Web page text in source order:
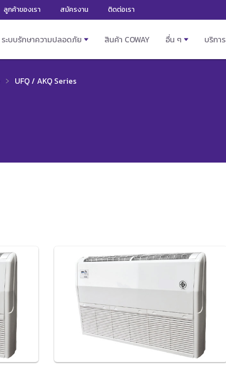
ลูกค้าของเรา สมัครงาน ติดต่อเรา
ระบบรักษาความปลอดภัย สินค้า COWAY อื่น ๆ บริการ
UFQ / AKQ Series